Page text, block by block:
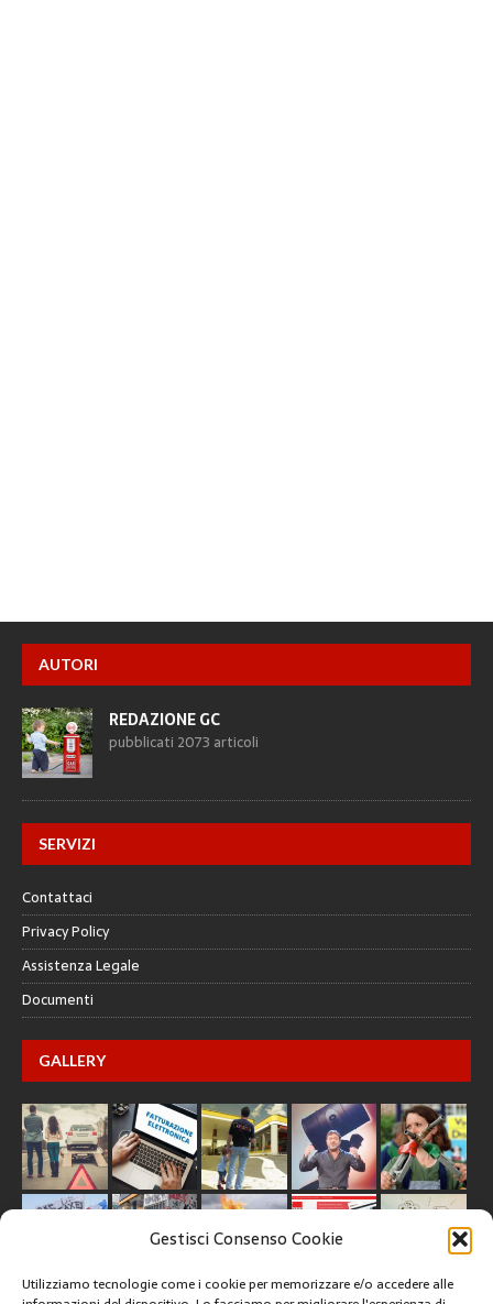
Gestisci Consenso Cookie
Utilizziamo tecnologie come i cookie per memorizzare e/o accedere alle
AUTORI
REDAZIONE GC
pubblicati 2073 articoli
SERVIZI
Contattaci
Privacy Policy
Assistenza Legale
Documenti
GALLERY